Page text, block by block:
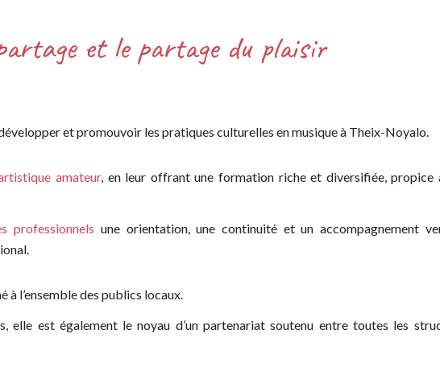
et le partage du plaisir
et promouvoir les pratiques culturelles en musique à Theix-Noyalo.
amateur, en leur offrant une formation riche et diversifiée, propice
professionnels une orientation, une continuité et un accompagnement
à l’ensemble des publics locaux.
elle est également le noyau d’un partenariat soutenu entre toutes les